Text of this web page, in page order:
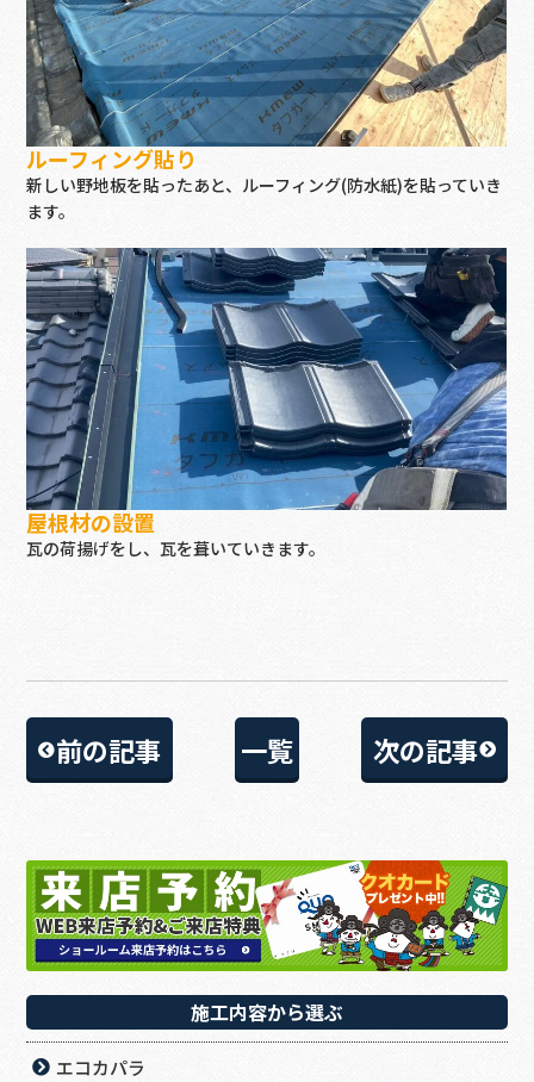
ルーフィング貼り
新しい野地板を貼ったあと、ルーフィング(防水紙)を貼っていき
ます。
屋根材の設置
瓦の荷揚げをし、瓦を葺いていきます。
前の記事 一覧 次の記事
施工内容から選ぶ
エコカパラ